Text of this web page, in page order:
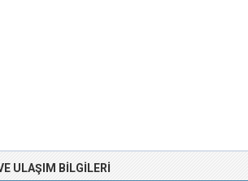
ULAŞIM BILGILERI